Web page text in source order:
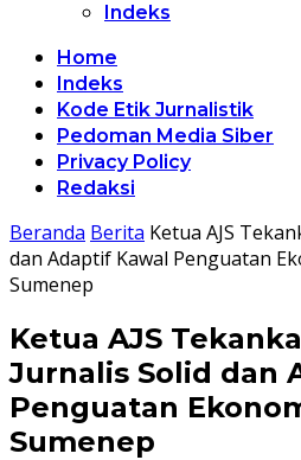
Indeks
Home
Indeks
Kode Etik Jurnalistik
Pedoman Media Siber
Privacy Policy
Redaksi
Beranda Berita Ketua AJS
dan Adaptif Kawal Penguatan
Sumenep
Ketua AJS
Jurnalis Solid dan
Penguatan
Sumenep